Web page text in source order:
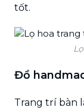
tốt.
Đồ
Trang trí bàn